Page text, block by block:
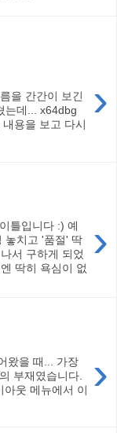
›
을 간간이 보긴
는데... x64dbg
용을 보고 다시
›
틀입니다 :) 예
놓치고 '품절' 딱
서 구하게 되었
딱히 욕심이 없
›
왔을 때... 가장
부재였습니다.
웃 메뉴에서 이